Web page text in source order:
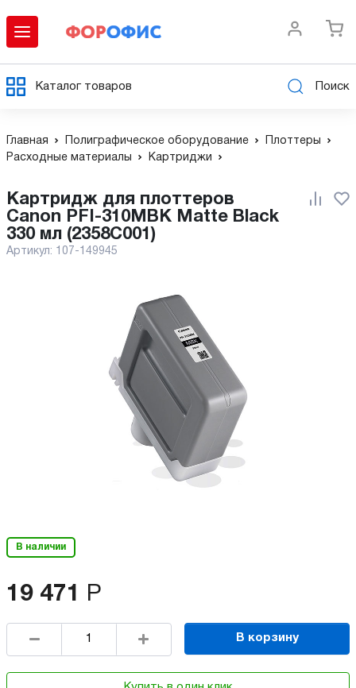
Каталог товаров Поиск
Главная Полиграфическое оборудование
Плоттеры
Расходные материалы
Картриджи
Картридж для плоттеров
Canon PFI-310MBK Matte Black
330 мл (2358C001)
Артикул: 107-149945
В наличии
19 471 Р
В корзину